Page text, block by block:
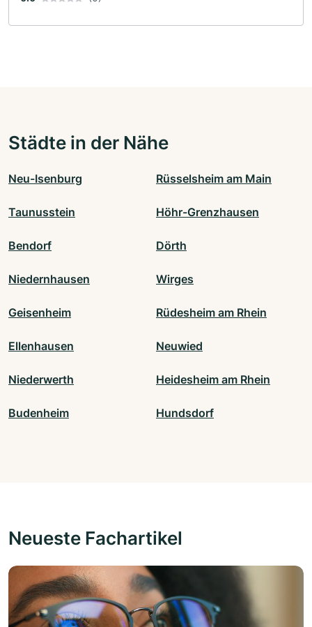
Städte in der Nähe
Neu-Isenburg Rüsselsheim am Main
Taunusstein Höhr-Grenzhausen
Bendorf Dörth
Niedernhausen Wirges
Geisenheim Rüdesheim am Rhein
Ellenhausen Neuwied
Niederwerth Heidesheim am Rhein
Budenheim Hundsdorf
Neueste Fachartikel